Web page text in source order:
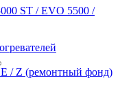
ST / EVO 5500 /
/ Z (ремонтный фонд)